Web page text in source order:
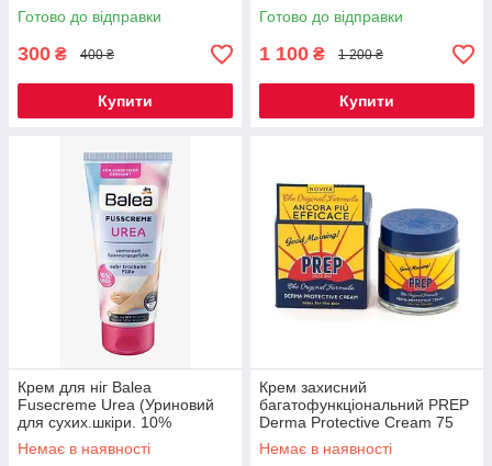
Готово до відправки
300 ₴ 400 ₴
Купити
Готово до відправки
1 100 ₴ 1 200 ₴
Купити
Крем для ніг Balea
Fusecreme Urea (Уриновий
для сухих.шкіри. 10%
сечовини) 100 мл.
Немає в наявності
Крем захисний
багатофункціональний PREP
Derma Protective Cream 75
мл
Немає в наявності